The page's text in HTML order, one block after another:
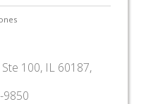
100, IL 60187,
9850